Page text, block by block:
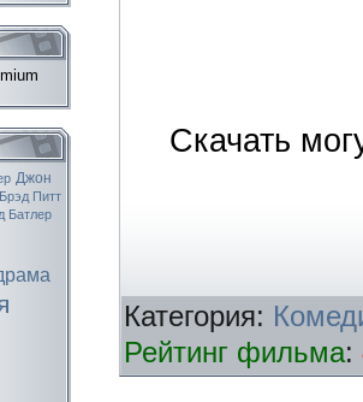
Джон
Брэд Питт
Батлер
Скачать
Категория:
Рейтинг фильма: